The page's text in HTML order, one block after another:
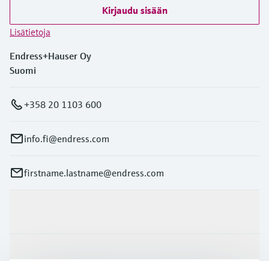
Kirjaudu sisään
Lisätietoja
Endress+Hauser Oy
Suomi
+358 20 1103 600
info.fi@endress.com
firstname.lastname@endress.com